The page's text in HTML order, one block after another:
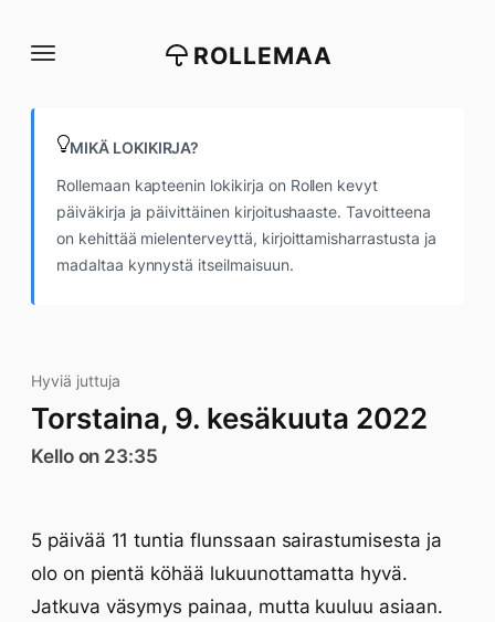
suoraan
ROLLEMAA
MIKÄ LOKIKIRJA?
Rollemaan kapteenin lokikirja on Rollen kevyt
päiväkirja ja päivittäinen kirjoitushaaste. Tavoitteena
on kehittää mielenterveyttä, kirjoittamisharrastusta ja
madaltaa kynnystä itseilmaisuun.
Hyviä juttuja
Torstaina, 9. kesäkuuta 2022
Kello on 23:35
5 päivää 11 tuntia flunssaan sairastumisesta ja
olo on pientä köhää lukuunottamatta hyvä.
Jatkuva väsymys painaa, mutta kuuluu asiaan.